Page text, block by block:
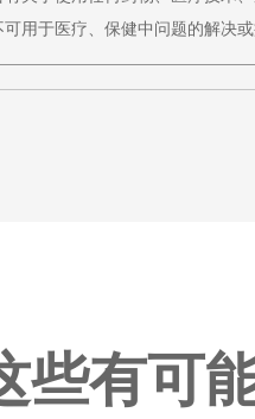
用于医疗、保健中问题的解决或
些有可